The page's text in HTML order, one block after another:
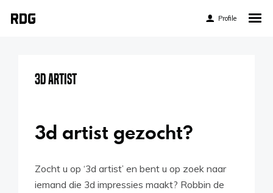
Profile
3D Artist
3d artist gezocht?
Zocht u op ‘3d artist’ en bent u op zoek naar
iemand die 3d impressies maakt? Robbin de
Contact